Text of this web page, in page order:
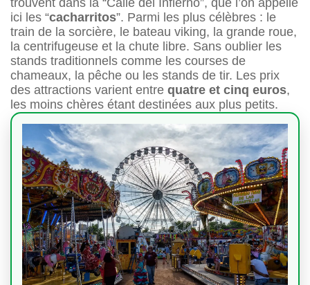
trouvent dans la “Calle del Infierno”, que l’on appelle
ici les “cacharritos”. Parmi les plus célèbres : le
train de la sorcière, le bateau viking, la grande roue,
la centrifugeuse et la chute libre. Sans oublier les
stands traditionnels comme les courses de
chameaux, la pêche ou les stands de tir. Les prix
des attractions varient entre quatre et cinq euros,
les moins chères étant destinées aux plus petits.